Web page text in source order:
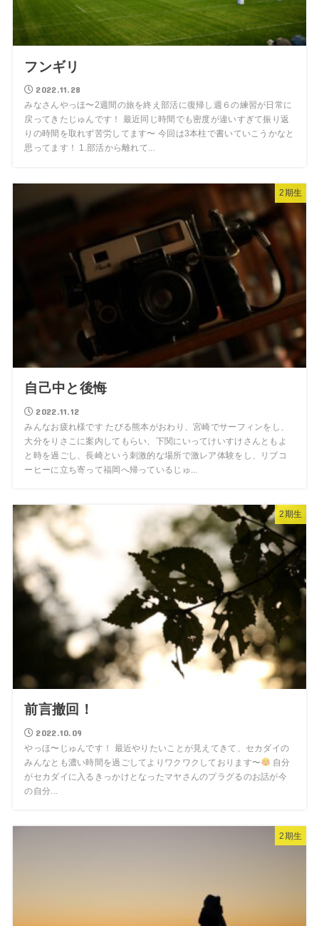
フンギリ
2022.11.28
みなさんやっほ〜2週間の旅を終え部活に復帰し週６の練習が日常に
戻ってきたじゅんです！ 最近同じ時間でも密度が違いすぎて振り返
りの時間を取れず苦労してます〜 今回は3本柱で書いていこうかなと
思ってます！ 1.部活から離れて...
2期生
自己中と後悔
2022.11.12
みんなお疲れ様です たびる熊本がおわり、宮崎でサーフィンをし、
大分をりさこに案内してもらい、下関にいってけいすけさんともよ
と時を過ごし、長崎という刺激的な場所で激レア体験をし、リブコ
ーヒーに立ち寄って福岡へ帰っているじゅ...
2期生
前言撤回！
2022.10.09
やっほ〜じゅんです！ 最近やりたいことが見えてきて、セカダイの
みんなとも濃い時間を過ごしてよりワクワクしております〜
自分
がセカダイに入るきっかけとなったマヤさんのプラグるのお話が今
の自分...
2期生